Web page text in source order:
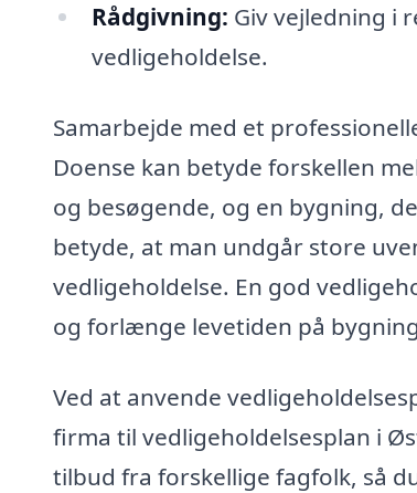
Rådgivning: Giv vejledning i
vedligeholdelse.
Samarbejde med et
Doense kan betyde forskellen
og besøgende, og en bygning,
betyde, at man undgår store
vedligeholdelse. En god
og forlænge levetiden på
Ved at anvende
firma til vedligeholdelsesplan i
tilbud fra forskellige fagfolk, så